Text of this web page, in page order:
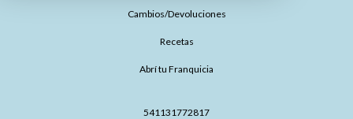
Cambios/Devoluciones
Recetas
Abrí tu Franquicia
541131772817